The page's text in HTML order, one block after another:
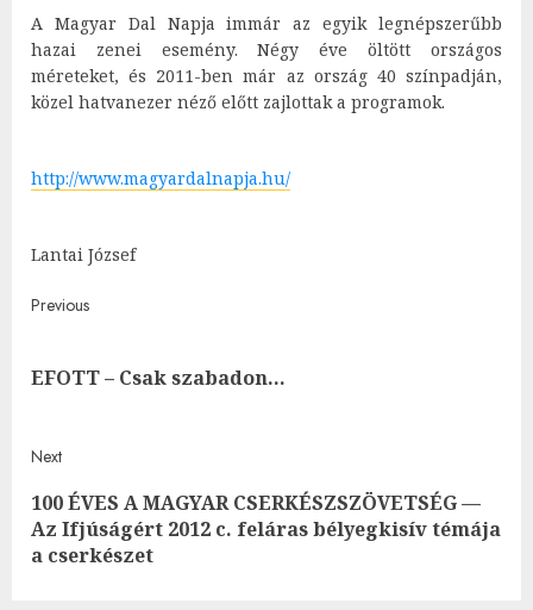
A Magyar Dal Napja immár az egyik legnépszerűbb
hazai zenei esemény. Négy éve öltött országos
méreteket, és 2011-ben már az ország 40 színpadján,
közel hatvanezer néző előtt zajlottak a programok.
http://www.magyardalnapja.hu/
Lantai József
Post
navigation
Previous
EFOTT – Csak szabadon…
Next
Next
post:
100 ÉVES A MAGYAR CSERKÉSZSZÖVETSÉG —
Az Ifjúságért 2012 c. feláras bélyegkisív témája
a cserkészet